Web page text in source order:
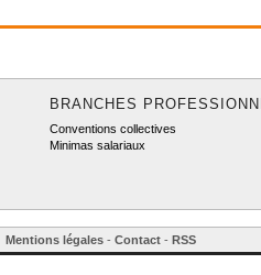
BRANCHES
Conventions collectives
Minimas salariaux
Mentions légales - Contact - RSS